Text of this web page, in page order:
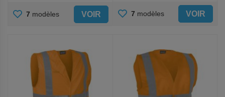
AJOUTER
FAVORIS
7 modèles VOIR AJOUTER
FAVORIS
7 modèles VOIR